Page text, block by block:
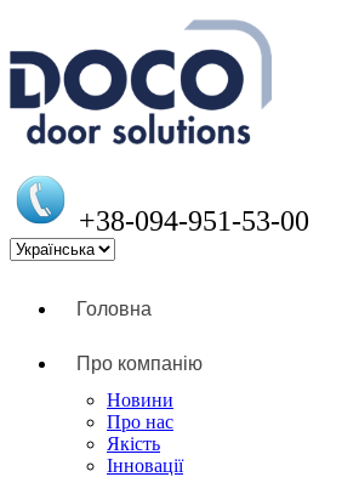
+38-094-951-53-00
Головна
Про компанію
Новини
Про нас
Якість
Інновації